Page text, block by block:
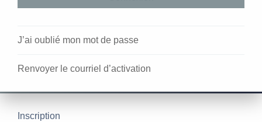
J’ai oublié mon mot de passe
Renvoyer le courriel d’activation
Inscription